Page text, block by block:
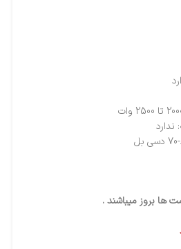
ندارد
ها بروز میباشند .